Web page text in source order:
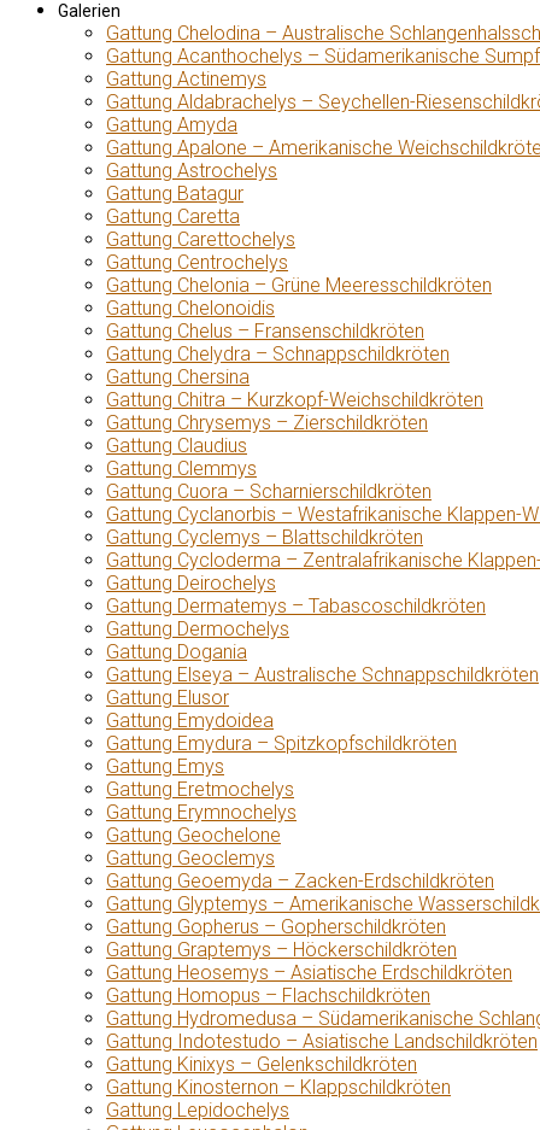
Galerien
Gattung Chelodina – Australische
Gattung Acanthochelys – Südamerikanische
Gattung Actinemys
Gattung Aldabrachelys – Seychellen-
Gattung Amyda
Gattung Apalone – Amerikanische
Gattung Astrochelys
Gattung Batagur
Gattung Caretta
Gattung Carettochelys
Gattung Centrochelys
Gattung Chelonia – Grüne Meeresschildkröten
Gattung Chelonoidis
Gattung Chelus – Fransenschildkröten
Gattung Chelydra – Schnappschildkröten
Gattung Chersina
Gattung Chitra – Kurzkopf-Weichschildkröten
Gattung Chrysemys – Zierschildkröten
Gattung Claudius
Gattung Clemmys
Gattung Cuora – Scharnierschildkröten
Gattung Cyclanorbis – Westafrikanische Klappen-
Gattung Cyclemys – Blattschildkröten
Gattung Cycloderma – Zentralafrikanische
Gattung Deirochelys
Gattung Dermatemys – Tabascoschildkröten
Gattung Dermochelys
Gattung Dogania
Gattung Elseya – Australische Schnappschildkröten
Gattung Elusor
Gattung Emydoidea
Gattung Emydura – Spitzkopfschildkröten
Gattung Emys
Gattung Eretmochelys
Gattung Erymnochelys
Gattung Geochelone
Gattung Geoclemys
Gattung Geoemyda – Zacken-Erdschildkröten
Gattung Glyptemys – Amerikanische
Gattung Gopherus – Gopherschildkröten
Gattung Graptemys – Höckerschildkröten
Gattung Heosemys – Asiatische Erdschildkröten
Gattung Homopus – Flachschildkröten
Gattung Hydromedusa – Südamerikanische
Gattung Indotestudo – Asiatische Landschildkröten
Gattung Kinixys – Gelenkschildkröten
Gattung Kinosternon – Klappschildkröten
Gattung Lepidochelys